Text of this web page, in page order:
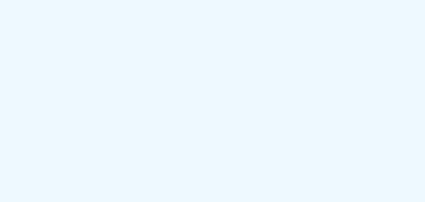
NoExamImitate/Apps/Page/Public/News.aspx \
NoExamImitate/Apps/Page/Public/News.aspx